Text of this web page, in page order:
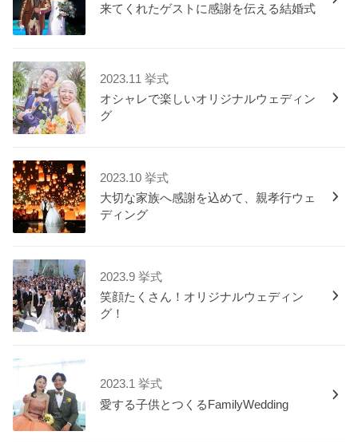
来てくれたゲストに感謝を伝える結婚式
2023.11 挙式
オシャレで楽しいオリジナルウェディン
グ
2023.10 挙式
大切な家族へ感謝を込めて、親孝行ウェ
ディング
2023.9 挙式
笑顔たくさん！オリジナルウェディン
グ！
2023.1 挙式
愛する子供とつくるFamilyWedding